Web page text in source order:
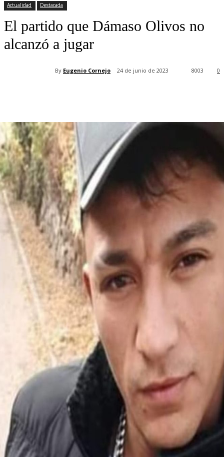
Actualidad Destacada
El partido que Dámaso Olivos no
alcanzó a jugar
By Eugenio Cornejo 24 de junio de 2023 0
8003